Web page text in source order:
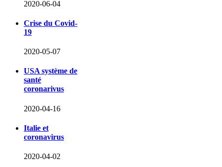
2020-06-04
Crise du Covid-
19
2020-05-07
USA système de
santé
coronarivus
2020-04-16
Italie et
coronavirus
2020-04-02